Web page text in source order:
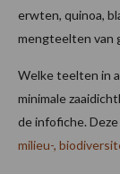
erwten, quinoa,
mengteelten van
Welke teelten in
minimale
de infofiche.
milieu-,